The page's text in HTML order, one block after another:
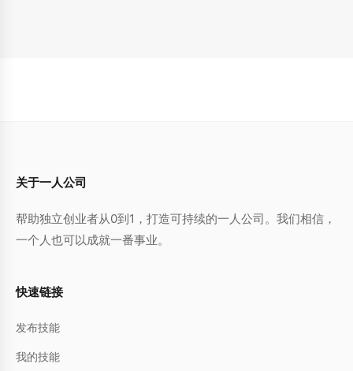
关于一人公司
帮助独立创业者从0到1，打造可持续的一人公司。我们相信，
一个人也可以成就一番事业。
快速链接
发布技能
我的技能